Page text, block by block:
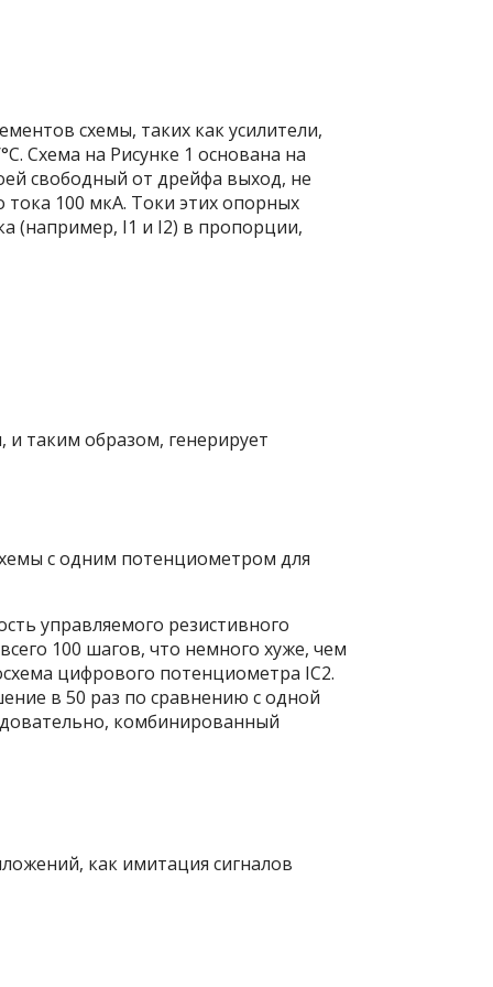
схемы, таких как усилители,
Схема на Рисунке 1 основана на
свободный от дрейфа выход, не
100 мкА. Токи этих опорных
(например, I1 и I2) в пропорции,
таким образом, генерирует
с одним потенциометром для
управляемого резистивного
100 шагов, что немного хуже, чем
цифрового потенциометра IC2.
в 50 раз по сравнению с одной
комбинированный
как имитация сигналов